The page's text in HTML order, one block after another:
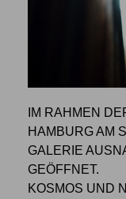
IM RAHMEN
HAMBURG AM
GALERIE
KOSMOS UND